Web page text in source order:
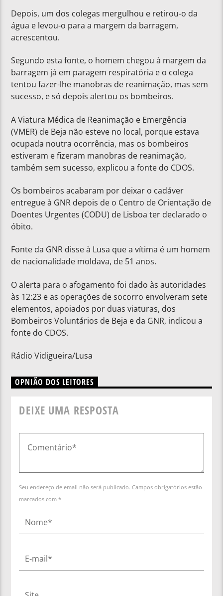
Depois, um dos colegas mergulhou e retirou-o da
água e levou-o para a margem da barragem,
acrescentou.
Segundo esta fonte, o homem chegou à margem da
barragem já em paragem respiratória e o colega
tentou fazer-lhe manobras de reanimação, mas sem
sucesso, e só depois alertou os bombeiros.
A Viatura Médica de Reanimação e Emergência
(VMER) de Beja não esteve no local, porque estava
ocupada noutra ocorrência, mas os bombeiros
estiveram e fizeram manobras de reanimação,
também sem sucesso, explicou a fonte do CDOS.
Os bombeiros acabaram por deixar o cadáver
entregue à GNR depois de o Centro de Orientação de
Doentes Urgentes (CODU) de Lisboa ter declarado o
óbito.
Fonte da GNR disse à Lusa que a vítima é um homem
de nacionalidade moldava, de 51 anos.
O alerta para o afogamento foi dado às autoridades
às 12:23 e as operações de socorro envolveram sete
elementos, apoiados por duas viaturas, dos
Bombeiros Voluntários de Beja e da GNR, indicou a
fonte do CDOS.
Rádio Vidigueira/Lusa
OPNIÃO DOS LEITORES
DEIXE UMA RESPOSTA
Seu endereço de email não será publicado. Campos obrigatórios estão
marcados com *